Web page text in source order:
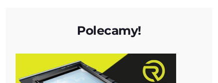
Polecamy!